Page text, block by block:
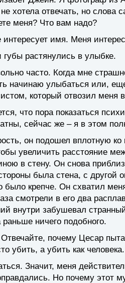
хотела отвечать, но слова
меня? Что вам надо?
имя. Меня
растянулись в улыбке.
часто. Когда мне
начинаю улыбаться или,
который отвозил меня
что пора показаться
сейчас же – я в этом
он подошел вплотную
увеличить расстояние
в стену. Он снова
была стена, с другой
было крепче. Он схватил
смотрели в его два
внутри забушевал
ничего подобного.
почему Цесар
убить, а убить как человека.
Значит, меня
Но почему этот